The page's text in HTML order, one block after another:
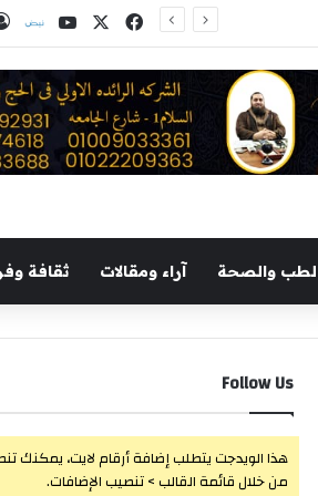
فيسبوك
‫X
والصحة آراء ومقالات ثقافة
Follow Us
هذا الويدجت يتطلب إضافة أرقام لايت، يمكنك
من خلال قائمة القالب > تنصيب الإضافات.